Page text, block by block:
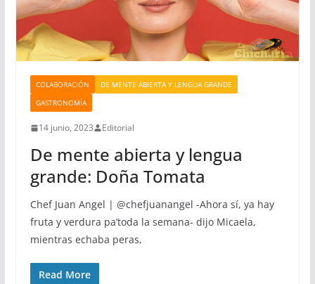
COLABORACIÓN
DE MENTE ABIERTA Y LENGUA GRANDE
GASTRONOMÍA
14 junio, 2023 Editorial
De mente abierta y lengua
grande: Doña Tomata
Chef Juan Angel | @chefjuanangel -Ahora sí, ya hay
fruta y verdura pa’toda la semana- dijo Micaela,
mientras echaba peras,
Read More